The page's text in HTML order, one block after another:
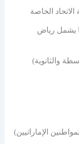
الخاصة
يشمل رياض
والثانوية)
الإماراتيين)